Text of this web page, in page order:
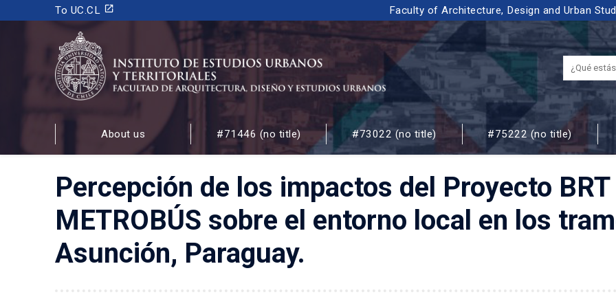
To UC.CL launch Faculty of Architecture, Design and Urban
INSTITUTO DE ESTUDIOS URBANOS
Y TERRITORIALES
FACULTAD DE ARQUITECTURA, DISEÑO Y ESTUDIOS URBANOS
About us #71446 (no title) #73022 (no title) #75222 (no title)
Percepción de los impactos del Proyecto
METROBÚS sobre el entorno local en los
Asunción, Paraguay.